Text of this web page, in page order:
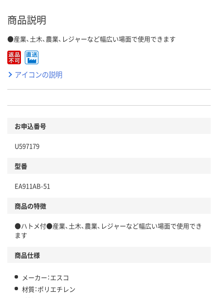
商品説明
●産業、土木、農業、レジャーなど幅広い場面で使用できます
アイコンの説明
お申込番号
U597179
型番
EA911AB-51
商品の特徴
●ハトメ付●産業、土木、農業、レジャーなど幅広い場面で使用でき
ます
商品仕様
メーカー：エスコ
材質：ポリエチレン